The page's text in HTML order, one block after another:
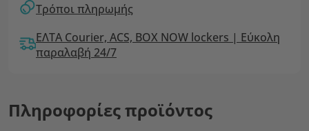
Τρόποι πληρωμής
ΕΛΤΑ Courier, ACS, BOX NOW lockers | Εύκολη
παραλαβή 24/7
Πληροφορίες προϊόντος